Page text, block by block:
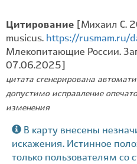
Цитирование
[Михаил С.
musicus. https://rusmam.ru/
Млекопитающие России.
07.06.2025]
цитата сгенерирована
допустимо исправление
изменения
В карту внесены
искажения. Истинное
только пользователям со